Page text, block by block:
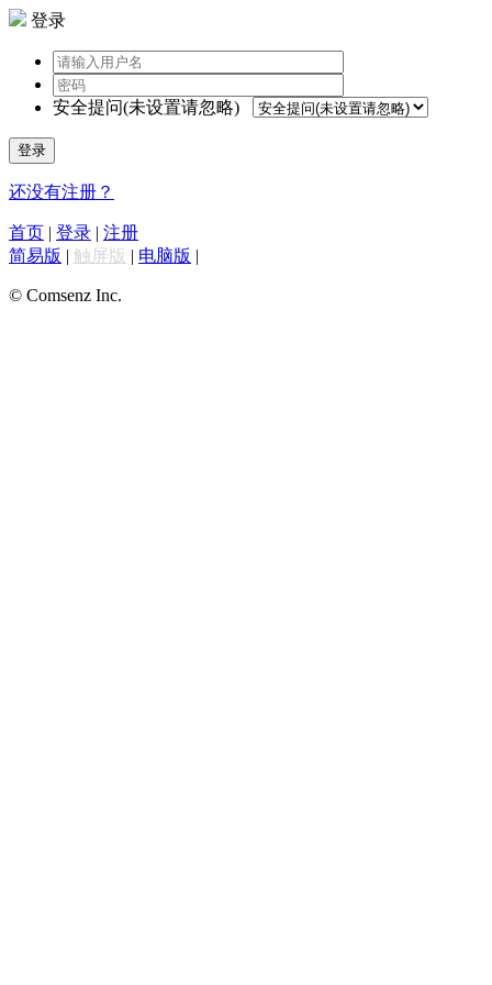
登录
安全提问(未设置请忽略)
登录
还没有注册？
首页 | 登录 | 注册
简易版 | 触屏版 | 电脑版 |
© Comsenz Inc.